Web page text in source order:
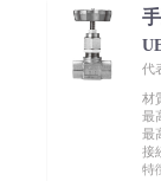
代
材
最
最
接
特